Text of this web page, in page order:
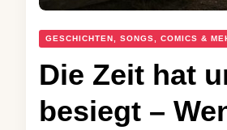
GESCHICHTEN, SONGS, COMICS &
Die Zeit hat
besiegt –